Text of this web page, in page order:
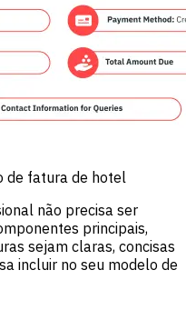
de fatura de hotel
não precisa ser
principais,
sejam claras, concisas
incluir no seu modelo de